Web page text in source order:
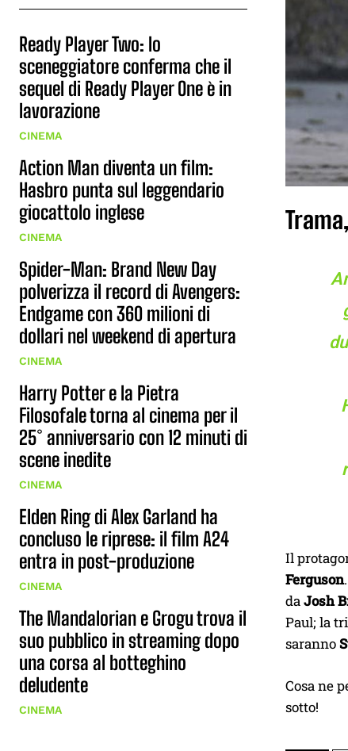
Ready Player Two: lo
sceneggiatore conferma che il
sequel di Ready Player One è in
lavorazione
CINEMA
Action Man diventa un film:
Hasbro punta sul leggendario
giocattolo inglese
CINEMA
Spider-Man: Brand New Day
polverizza il record di Avengers:
Endgame con 360 milioni di
dollari nel weekend di apertura
CINEMA
Harry Potter e la Pietra
Filosofale torna al cinema per il
25° anniversario con 12 minuti di
scene inedite
CINEMA
Elden Ring di Alex Garland ha
concluso le riprese: il film A24
entra in post-produzione
CINEMA
The Mandalorian e Grogu trova il
suo pubblico in streaming dopo
una corsa al botteghino
deludente
CINEMA
Il
Ferguson
daJosh
Paul; la
saranno
Cosa ne
sotto!